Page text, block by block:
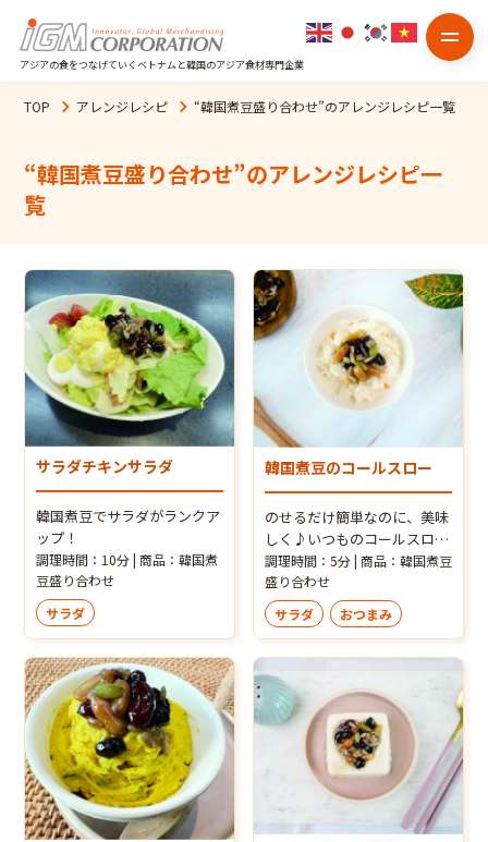
アジアの食をつなげていくベトナムと韓国のアジア食材専門企業
TOP アレンジレシピ “韓国煮豆盛り合わせ”のアレンジレシピ一覧
“韓国煮豆盛り合わせ”のアレンジレシピ一
覧
サラダチキンサラダ
韓国煮豆でサラダがランクア
ップ！
調理時間：10分 | 商品：韓国煮
豆盛り合わせ
サラダ
韓国煮豆のコールスロー
のせるだけ簡単なのに、美味
しく♪いつものコールスロー
がガラっと変身！
調理時間：5分 | 商品：韓国煮豆
盛り合わせ
サラダ
おつまみ